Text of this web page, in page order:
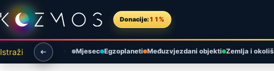
Preskoči na sadržaj
Donacije: 11%
Istraži Mjesec Egzoplaneti Međuzvjezdani objekti Zemlja i okoliš